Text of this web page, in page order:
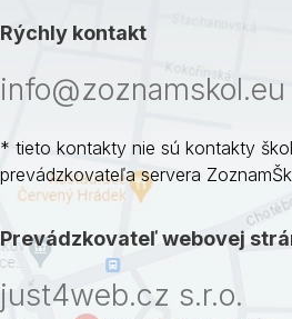
Rýchly kontakt
info@zoznamskol.eu
* tieto kontakty nie sú kontakty
prevádzkovateľa servera
Prevádzkovateľ webovej
just4web.cz s.r.o.